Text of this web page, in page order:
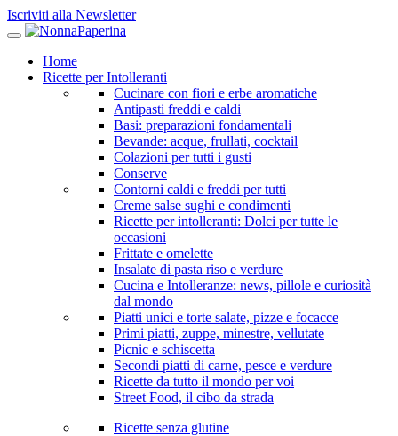
Iscriviti alla Newsletter
Home
Ricette per Intolleranti
Cucinare con fiori e erbe aromatiche
Antipasti freddi e caldi
Basi: preparazioni fondamentali
Bevande: acque, frullati, cocktail
Colazioni per tutti i gusti
Conserve
Contorni caldi e freddi per tutti
Creme salse sughi e condimenti
Ricette per intolleranti: Dolci per tutte le
occasioni
Frittate e omelette
Insalate di pasta riso e verdure
Cucina e Intolleranze: news, pillole e curiosità
dal mondo
Piatti unici e torte salate, pizze e focacce
Primi piatti, zuppe, minestre, vellutate
Picnic e schiscetta
Secondi piatti di carne, pesce e verdure
Ricette da tutto il mondo per voi
Street Food, il cibo da strada
Ricette senza glutine